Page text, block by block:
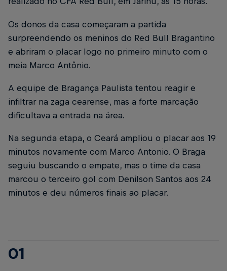
Os donos da casa começaram a partida
surpreendendo os meninos do Red Bull Bragantino
e abriram o placar logo no primeiro minuto com o
meia Marco Antônio.
A equipe de Bragança Paulista tentou reagir e
infiltrar na zaga cearense, mas a forte marcação
dificultava a entrada na área.
Na segunda etapa, o Ceará ampliou o placar aos 19
minutos novamente com Marco Antonio. O Braga
seguiu buscando o empate, mas o time da casa
marcou o terceiro gol com Denilson Santos aos 24
minutos e deu números finais ao placar.
01